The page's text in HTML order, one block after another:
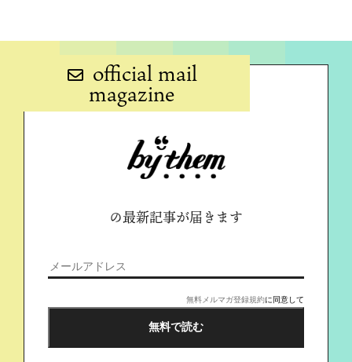
official mail
magazine
の最新記事が届きます
無料メルマガ登録規約に同意して